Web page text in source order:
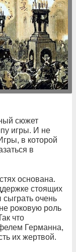
сюжет
игры. И не
в которой
в
основана.
стоящих
очень
роковую роль
что
Германна,
их жертвой.